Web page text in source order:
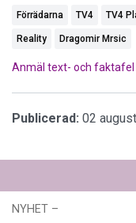
Förrädarna TV4 TV4
Reality Dragomir Mrsic
Anmäl text- och faktafel
Publicerad: 02
NYHET –